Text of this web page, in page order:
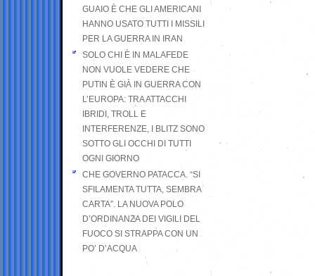
GUAIO È CHE GLI AMERICANI
HANNO USATO TUTTI I MISSILI
PER LA GUERRA IN IRAN
SOLO CHI È IN MALAFEDE
NON VUOLE VEDERE CHE
PUTIN È GIÀ IN GUERRA CON
L’EUROPA: TRA ATTACCHI
IBRIDI, TROLL E
INTERFERENZE, I BLITZ SONO
SOTTO GLI OCCHI DI TUTTI
OGNI GIORNO
CHE GOVERNO PATACCA. “SI
SFILAMENTA TUTTA, SEMBRA
CARTA”. LA NUOVA POLO
D’ORDINANZA DEI VIGILI DEL
FUOCO SI STRAPPA CON UN
PO’ D’ACQUA